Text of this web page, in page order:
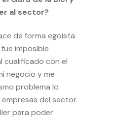
al sector?
de forma egoísta
imposible
cualificado con el
negocio y me
problema lo
del sector.
para poder